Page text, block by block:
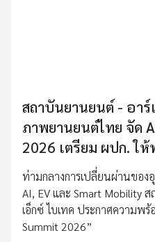
สถาบันยานยนต์ - อา
ภาพยานยนต์ไทย จัด
2026 เตรียม ผปก. ใ
ท่ามกลางการเปลี่ยนผ่านขอ
AI, EV และ Smart Mobility
เอ็กซ์ ไบเทค ประกาศความพ
Summit 2026”